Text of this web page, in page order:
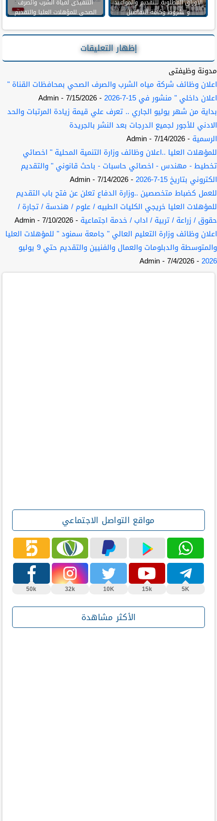
الأوراق المطلوبة للتقديم والمواعيد
والشروط وكافة التفاصيل
التنفيذى لمياة الشرب والصرف
الصحى للمؤهلات العليا والتقديم
إظهار التعليقات
مدونة وظيفتى
اعلان وظائف شركة مياه الشرب والصرف الصحي بمحافظات القناة "
اعلان داخلي " منشور في 15-7-2026
- 7/15/2026
- Admin
بداية من شهر يوليو الجاري .. تعرف علي قيمة زيادة المرتبات والحد
الادني للأجور لجميع الدرجات بعد النشر بالجريدة
الرسمية - 7/14/2026
- Admin
للمؤهلات العليا ..اعلان وظائف وزارة التنمية المحلية " اخصائي
تخطيط - مهندس - اخصائي حاسبات - باحث قانوني " والتقديم
الكتروني بتاريخ 15-7-2026
- 7/14/2026
- Admin
للعمل كضباط متخصصين ..وزارة الدفاع تعلن عن فتح باب التقديم
للمؤهلات العليا خريجي الكليات الطبيه / علوم / هندسة / تجارة /
حقوق / زراعة / تربية / اداب / خدمة اجتماعية - 7/10/2026
- Admin
اعلان وظائف وزارة التعليم العالي " جامعة سمنود " للمؤهلات العليا
والمتوسطة والدبلومات والعمال والفنيين والتقديم حتي 9 يوليو
2026
- 7/4/2026
- Admin
مواقع التواصل الاجتماعي
5K
15k
10K
32k
50k
الأكثر مشاهدة